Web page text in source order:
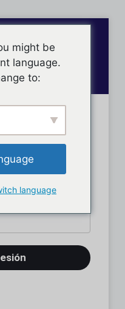
might be
language.
to:
language